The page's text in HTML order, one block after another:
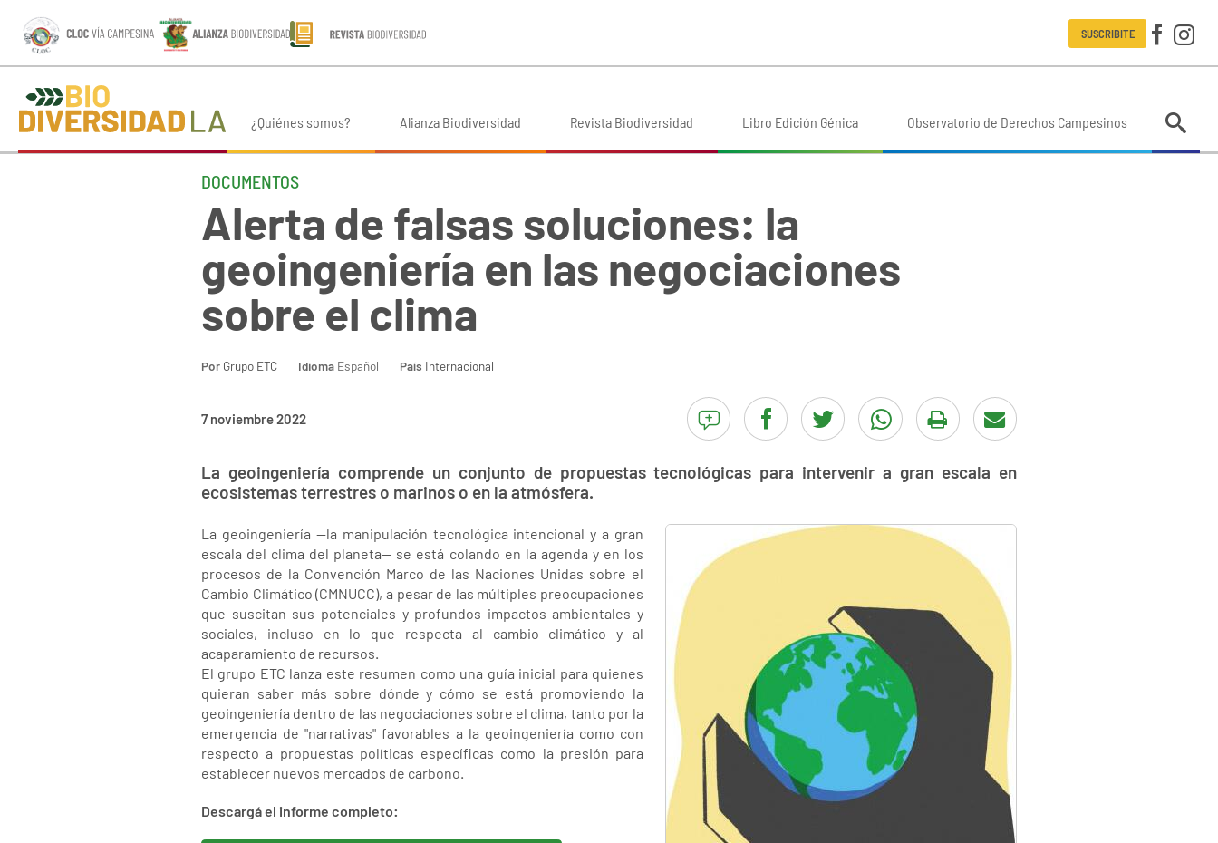
SUSCRIBITE
¿Quiénes somos? Alianza Biodiversidad Revista Biodiversidad Libro Edición Génica Observatorio de Derechos Campesinos
DOCUMENTOS
Alerta de falsas soluciones: la
geoingeniería en las negociaciones
sobre el clima
Por Grupo ETC Idioma Español País Internacional
7 noviembre 2022
La geoingeniería comprende un conjunto de propuestas tecnológicas para intervenir a gran escala en
ecosistemas terrestres o marinos o en la atmósfera.
La geoingeniería —la manipulación tecnológica intencional y a gran
escala del clima del planeta— se está colando en la agenda y en los
procesos de la Convención Marco de las Naciones Unidas sobre el
Cambio Climático (CMNUCC), a pesar de las múltiples preocupaciones
que suscitan sus potenciales y profundos impactos ambientales y
sociales, incluso en lo que respecta al cambio climático y al
acaparamiento de recursos.
El grupo ETC lanza este resumen como una guía inicial para quienes
quieran saber más sobre dónde y cómo se está promoviendo la
geoingeniería dentro de las negociaciones sobre el clima, tanto por la
emergencia de "narrativas" favorables a la geoingeniería como con
respecto a propuestas políticas específicas como la presión para
establecer nuevos mercados de carbono.
Descargá el informe completo: